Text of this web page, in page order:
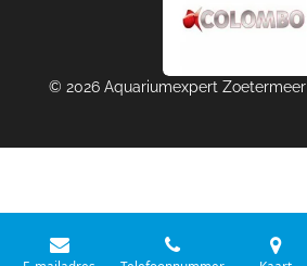
© 2026 Aquariumexpert Zoetermeer